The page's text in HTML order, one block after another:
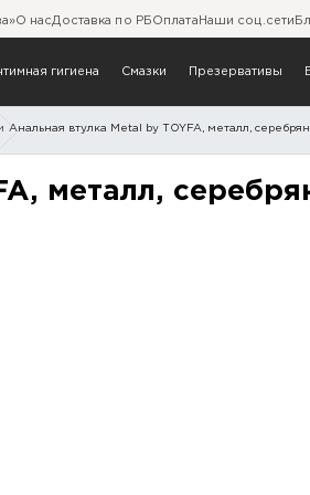
О насДоставка по РБ Оплата Наши соц.сети
гигиена Смазки Презервативы
Анальная втулка Metal by TOYFA, металл,
металл,